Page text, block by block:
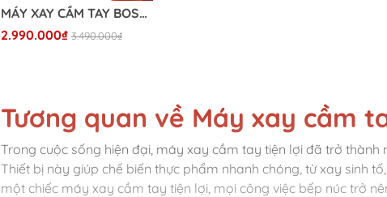
MÁY XAY CẦM TAY BOSCH MSM4B6V2 - KÈM HÚT CHÂN KHÔNG
2.990.000₫ 3.490.000₫
Tương quan về Máy xay cầm
Trong cuộc sống hiện đại, máy xay cầm tay tiện lợi đã trở
Thiết bị này giúp chế biến thực phẩm nhanh chóng, từ xay sinh
một chiếc máy xay cầm tay tiện lợi, mọi công việc bếp núc trở